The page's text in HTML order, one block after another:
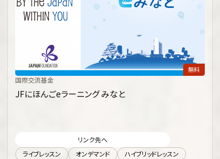
無料
国際交流基金
JFにほんごeラーニング みなと
リンク先へ
ライブレッスン
オンデマンド
ハイブリッドレッスン